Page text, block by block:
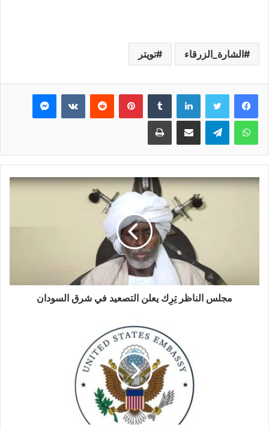
الشارة_الزرقاء تويتر
فيسبوك تويتر لينكدإن بينتيريست ماسنجر
واتساب تيلقرام مشاركة عبر البريد طباعة
مجلس الناظر تِرِك يعلن التصعيد في شرق السودان